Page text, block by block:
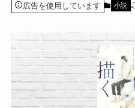
広告を使用しています 小説